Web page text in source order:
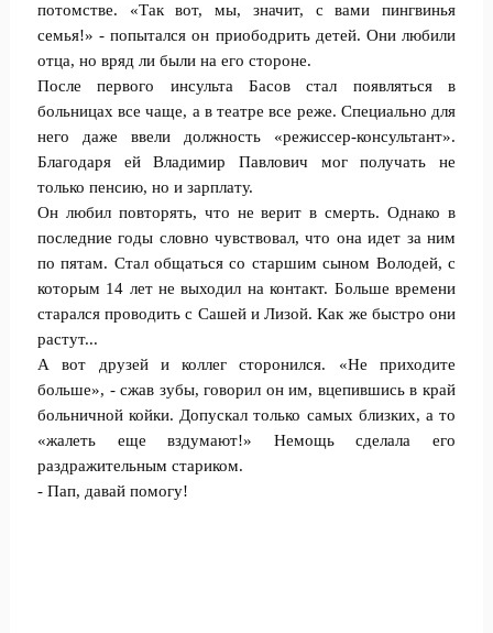
потомстве. «Так вот, мы, значит, с вами пингвинья
семья!» - попытался он приободрить детей. Они любили
отца, но вряд ли были на его стороне.
После первого инсульта Басов стал появляться в
больницах все чаще, а в театре все реже. Специально для
него даже ввели должность «режиссер-консультант».
Благодаря ей Владимир Павлович мог получать не
только пенсию, но и зарплату.
Он любил повторять, что не верит в смерть. Однако в
последние годы словно чувствовал, что она идет за ним
по пятам. Стал общаться со старшим сыном Володей, с
которым 14 лет не выходил на контакт. Больше времени
старался проводить с Сашей и Лизой. Как же быстро они
растут...
А вот друзей и коллег сторонился. «Не приходите
больше», - сжав зубы, говорил он им, вцепившись в край
больничной койки. Допускал только самых близких, а то
«жалеть еще вздумают!» Немощь сделала его
раздражительным стариком.
- Пап, давай помогу!